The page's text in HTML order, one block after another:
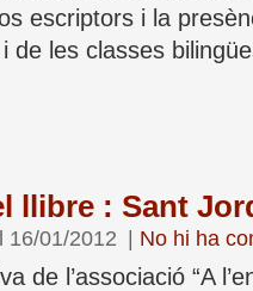
escriptors i la
de les classes
llibre : Sant
16/01/2012 No hi ha
de l’associació “A